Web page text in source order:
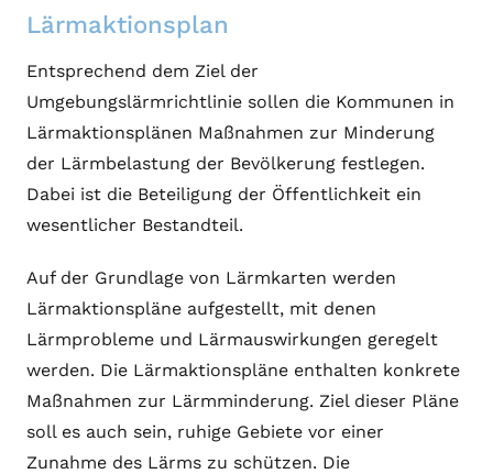
Lärmaktionsplan
Entsprechend dem Ziel der
Umgebungslärmrichtlinie sollen die Kommunen in
Lärmaktionsplänen Maßnahmen zur Minderung
der Lärmbelastung der Bevölkerung festlegen.
Dabei ist die Beteiligung der Öffentlichkeit ein
wesentlicher Bestandteil.
Auf der Grundlage von Lärmkarten werden
Lärmaktionspläne aufgestellt, mit denen
Lärmprobleme und Lärmauswirkungen geregelt
werden. Die Lärmaktionspläne enthalten konkrete
Maßnahmen zur Lärmminderung. Ziel dieser Pläne
soll es auch sein, ruhige Gebiete vor einer
Zunahme des Lärms zu schützen. Die